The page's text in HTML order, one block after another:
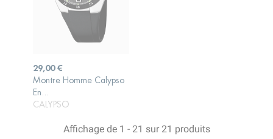
Prix
29,00 €
Montre Homme Calypso
En...
CALYPSO
AJOUTER AU
Affichage de 1 - 21 sur 21 produits